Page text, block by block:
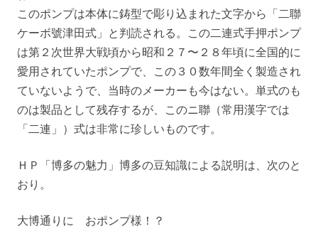
このポンプは本体に鋳型で彫り込まれた文字から「二聯
ケーボ號津田式」と判読される。この二連式手押ポンプ
は第２次世界大戦頃から昭和２７〜２８年頃に全国的に
愛用されていたポンプで、この３０数年間全く製造され
ていないようで、当時のメーカーも今はない。単式のも
のは製品として残存するが、このニ聯（常用漢字では
「二連」）式は非常に珍しいものです。
ＨＰ「博多の魅力」博多の豆知識による説明は、次のと
おり。
大博通りに おポンプ様！？